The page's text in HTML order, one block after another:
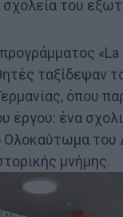
σχολεία του
ταξίδεψαν
όπου
έργου: ένα
του
μνήμης.